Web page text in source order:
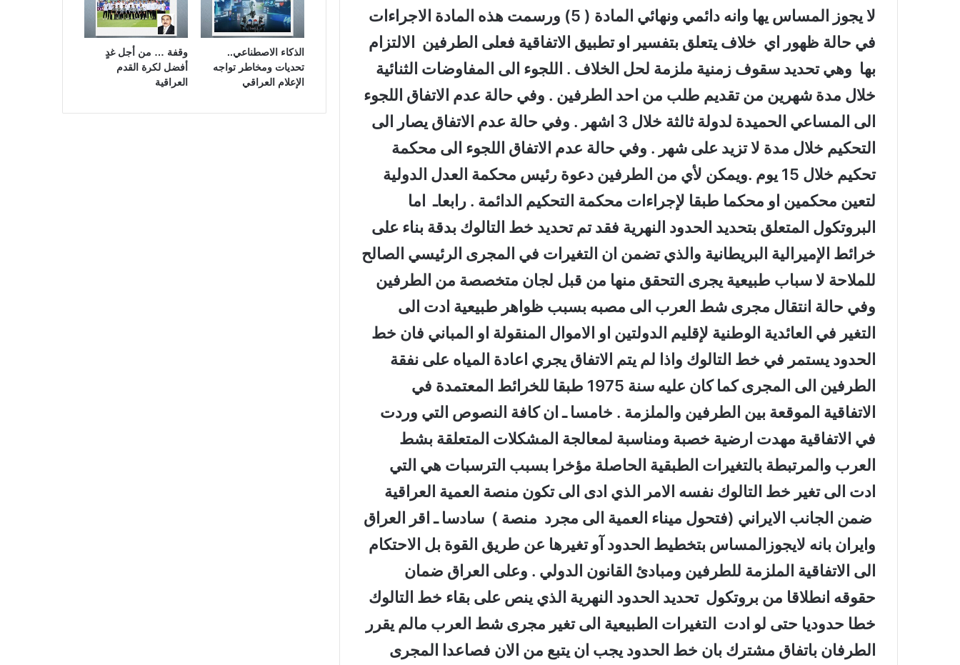
لا يجوز المساس يها وانه دائمي ونهائي المادة ( 5) ورسمت هذه المادة الاجراءات
في حالة ظهور اي خلاف يتعلق بتفسير او تطبيق الاتفاقية فعلى الطرفين الالتزام
بها وهي تحديد سقوف زمنية ملزمة لحل الخلاف . اللجوء الى المفاوضات الثنائية
خلال مدة شهرين من تقديم طلب من احد الطرفين . وفي حالة عدم الاتفاق اللجوء
الى المساعي الحميدة لدولة ثالثة خلال 3 اشهر . وفي حالة عدم الاتفاق يصار الى
التحكيم خلال مدة لا تزيد على شهر . وفي حالة عدم الاتفاق اللجوء الى محكمة
تحكيم خلال 15 يوم .ويمكن لأي من الطرفين دعوة رئيس محكمة العدل الدولية
لتعين محكمين او محكما طبقا لإجراءات محكمة التحكيم الدائمة . رابعاـ اما
البروتكول المتعلق بتحديد الحدود النهرية فقد تم تحديد خط التالوك بدقة بناء على
خرائط الإميرالية البريطانية والذي تضمن ان التغيرات في المجرى الرئيسي الصالح
للملاحة لا سباب طبيعية يجرى التحقق منها من قبل لجان متخصصة من الطرفين
وفي حالة انتقال مجرى شط العرب الى مصبه بسبب ظواهر طبيعية ادت الى
التغير في العائدية الوطنية لإقليم الدولتين او الاموال المنقولة او المباني فان خط
الحدود يستمر في خط التالوك واذا لم يتم الاتفاق يجري اعادة المياه على نفقة
الطرفين الى المجرى كما كان عليه سنة 1975 طبقا للخرائط المعتمدة في
الاتفاقية الموقعة بين الطرفين والملزمة . خامسا ـ ان كافة النصوص التي وردت
في الاتفاقية مهدت ارضية خصبة ومناسبة لمعالجة المشكلات المتعلقة بشط
العرب والمرتبطة بالتغيرات الطبقية الحاصلة مؤخرا بسبب الترسبات هي التي
ادت الى تغير خط التالوك نفسه الامر الذي ادى الى تكون منصة العمية العراقية
ضمن الجانب الايراني (فتحول ميناء العمية الى مجرد منصة ) سادسا ـ اقر العراق
وايران بانه لايجوزالمساس بتخطيط الحدود آو تغيرها عن طريق القوة بل الاحتكام
الى الاتفاقية الملزمة للطرفين ومبادئ القانون الدولي . وعلى العراق ضمان
حقوقه انطلاقا من بروتكول تحديد الحدود النهرية الذي ينص على بقاء خط التالوك
خطا حدوديا حتى لو ادت التغيرات الطبيعية الى تغير مجرى شط العرب مالم يقرر
الطرفان باتفاق مشترك بان خط الحدود يجب ان يتبع من الان فصاعدا المجرى
الذكاء الاصطناعي..
تحديات ومخاطر تواجه
الإعلام العراقي
وقفة … من أجل غدٍ
أفضل لكرة القدم
العراقية